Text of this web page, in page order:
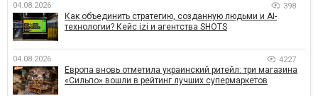
04.08.2026 398
Как объединить стратегию, созданную людьми и AI-
технологии? Кейс izi и агентства SHOTS
04.08.2026 4227
Европа вновь отметила украинский ритейл: три магазина
«Сильпо» вошли в рейтинг лучших супермаркетов